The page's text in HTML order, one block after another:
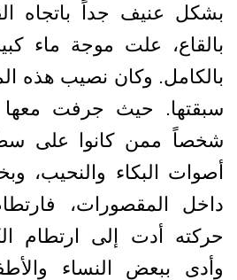
بشكل عنيف جداً باتجاه
بالقاع، علت موجة ماء
بالكامل. وكان نصيب هذه
سبقتها. حيث جرفت
شخصاً ممن كانوا على
أصوات البكاء والنحيب،
داخل المقصورات،
حركته أدت إلى ارتطام
وأدى ببعض النساء